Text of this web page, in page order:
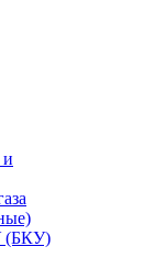
и
(БКУ)